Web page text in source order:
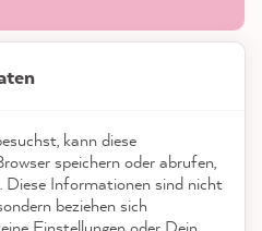
kann diese
speichern oder abrufen,
Diese Informationen sind nicht
beziehen sich
reviews-io